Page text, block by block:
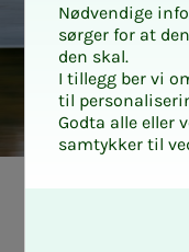
Nødvendige
sørger for at
den skal.
I tillegg ber vi
til
Godta alle eller
samtykker til